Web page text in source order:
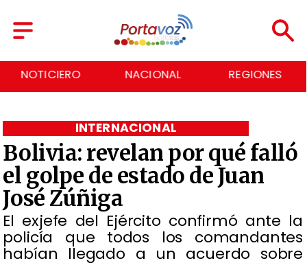
NOTICIERO NACIONAL REGIONES
Bolivia: revelan por qué falló
el golpe de estado de Juan
José Zúñiga
El exjefe del Ejército confirmó ante la
policía que todos los comandantes
habían llegado a un acuerdo sobre
INTERNACIONAL